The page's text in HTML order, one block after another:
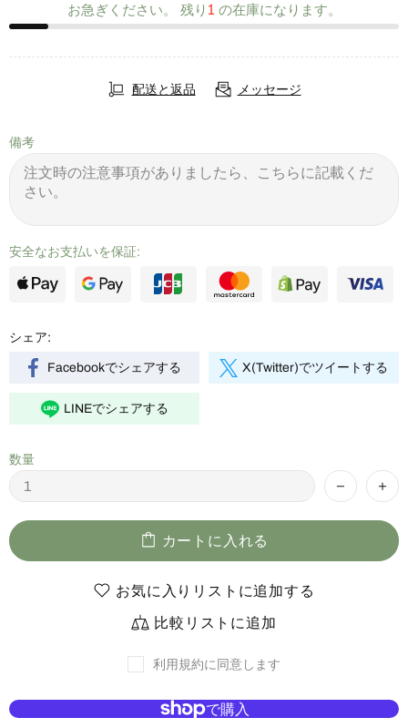
お急ぎください。​ 残り 1 の​在庫に​なります。
配送と返品 メッセージ
備考
安全なお支払いを保証:
シェア:
Facebookでシェアする X(Twitter)でツイートする
LINEでシェアする
数量
カートに入れる
お気に入りリストに追加する
比較リストに追加
利用規約に同意します